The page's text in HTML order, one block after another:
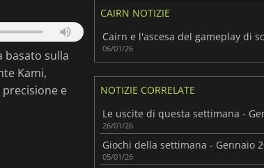
basato sulla
Kami,
e
CAIRN NOTIZIE
06/01/26
NOTIZIE CORRELATE
26/01/26
Giochi della settimana - Gennaio
05/01/26